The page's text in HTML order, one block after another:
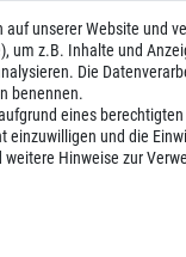
unserer Website und
um z.B. Inhalte und
Die
benennen.
eines
einzuwilligen und die
weitere Hinweise zur